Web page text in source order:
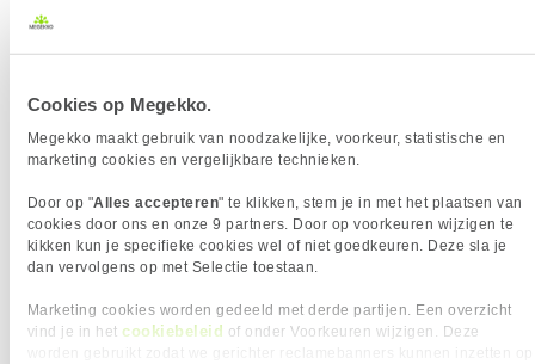
Cookies op Megekko.
Megekko maakt gebruik van noodzakelijke, voorkeur, statistische en
marketing cookies en vergelijkbare technieken.
Door op "Alles accepteren" te klikken, stem je in met het plaatsen van
cookies door ons en onze 9 partners. Door op voorkeuren wijzigen te
kikken kun je specifieke cookies wel of niet goedkeuren. Deze sla je
dan vervolgens op met Selectie toestaan.
Marketing cookies worden gedeeld met derde partijen. Een overzicht
vind je in het cookiebeleid of onder Voorkeuren wijzigen. Deze
BEZORGADRES
Bezorgadres is gelijk aan factuuradres
Afhalen op PostNL afhaalpunt
Afhalen in Megekko Shop te Breda